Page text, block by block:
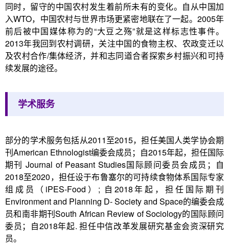
同时，留守的中国农村发生着前所未有的变化。自从中国加
入WTO，中国农村与世界市场更紧密地联在了一起。2005年
前后被中国媒体称为的“大豆之殇”就是这样标志性事件。
2013年我回到农村调研，关注中国的食物主权、农政变迁以
及农村合作/集体经济，并和志同道合者探索乡村振兴和可持
续发展的途径。
学术服务
部分的学术服务包括从2011至2015，担任美国人类学协会期
刊American Ethnologist编委会成员；自2015年起，担任国际
期刊 Journal of Peasant Studies国际顾问委员会成员；自
2018至2020，担任设于布鲁塞尔的可持续食物体系国际专家
组成员（iPES-Food）; 自2018年起，担任国际期刊
Environment and Planning D- Society and Space的编委会成
员和南非期刊South African Review of Sociology的国际顾问
委员；自2018年起. 担任中信改革发展研究基金会资深研究
员。